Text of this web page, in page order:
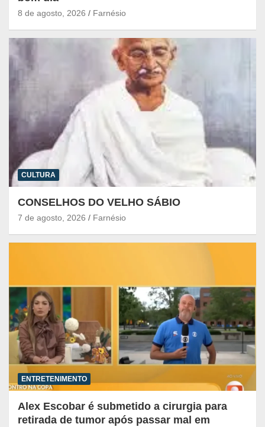
8 de agosto, 2026 Farnésio
CULTURA
CONSELHOS DO VELHO SÁBIO
7 de agosto, 2026 Farnésio
ENTRETENIMENTO
Alex Escobar é submetido a cirurgia para
retirada de tumor após passar mal em